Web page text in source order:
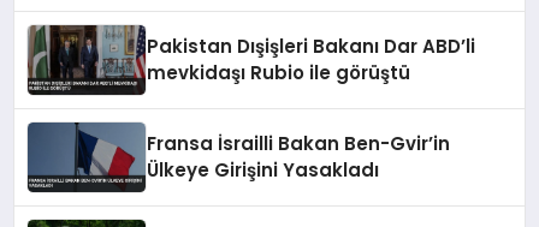
Pakistan Dışişleri Bakanı Dar ABD’li
mevkidaşı Rubio ile görüştü
Fransa İsrailli Bakan Ben-Gvir’in
Ülkeye Girişini Yasakladı